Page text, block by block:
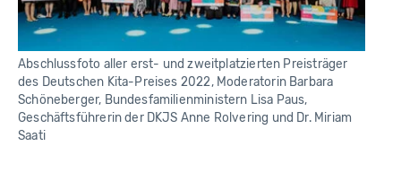
Abschlussfoto aller erst- und zweitplatzierten Preisträger
des Deutschen Kita-Preises 2022, Moderatorin Barbara
Schöneberger, Bundesfamilienministern Lisa Paus,
Geschäftsführerin der DKJS Anne Rolvering und Dr. Miriam
Saati